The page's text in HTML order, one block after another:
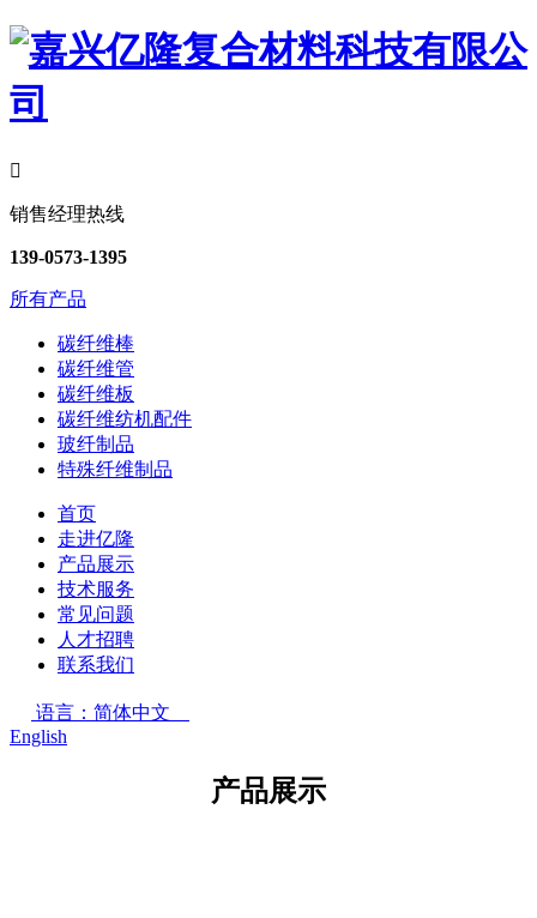

销售经理热线
139-0573-1395
所有产品
碳纤维棒
碳纤维管
碳纤维板
碳纤维纺机配件
玻纤制品
特殊纤维制品
首页
走进亿隆
产品展示
技术服务
常见问题
人才招聘
联系我们
语言：简体中文
English
产品展示